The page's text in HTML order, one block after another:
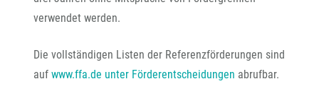
verwendet werden.
Die vollständigen Listen der Referenzförderungen sind
auf www.ffa.de unter Förderentscheidungen abrufbar.